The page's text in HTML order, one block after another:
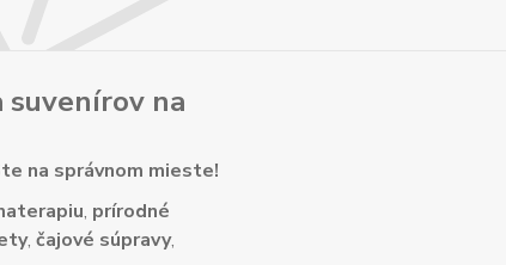
suvenírov na
na správnom mieste!
, prírodné
, čajové súpravy,